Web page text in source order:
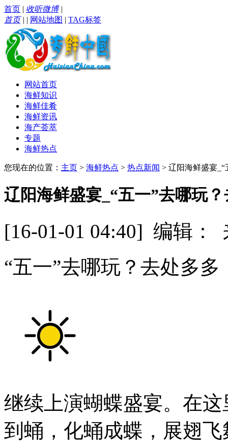
首页 | 收听微博|
首页| | 网站地图 | TAG标签
网站首页
海鲜知识
海鲜佳肴
海鲜资讯
海产荟萃
专题
海鲜热点
您现在的位置： 主页 > 海鲜热点 > 热点新闻 > 辽阳海鲜盛宴
辽阳海鲜盛宴_“五一”去哪玩
[16-01-01 04:40] 编辑
“五一”去哪玩？去处多多
继续上演蝴蝶盛宴。在
到蛹，化蛹成蝶，展翅